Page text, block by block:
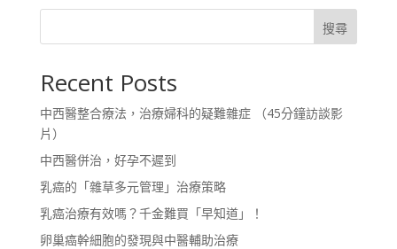
搜尋
Recent Posts
中西醫整合療法，治療婦科的疑難雜症 （45分鐘訪談影
片）
中西醫併治，好孕不遲到
乳癌的「雜草多元管理」治療策略
乳癌治療有效嗎？千金難買「早知道」！
卵巢癌幹細胞的發現與中醫輔助治療